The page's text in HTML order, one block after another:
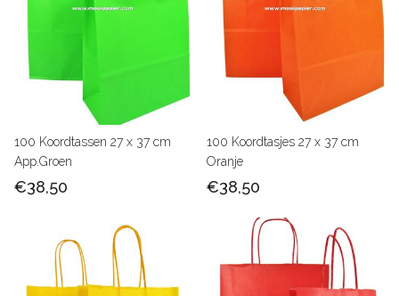
100 Koordtassen 27 x 37 cm
App.Groen
€38,50
100 Koordtasjes 27 x 37 cm
Oranje
€38,50